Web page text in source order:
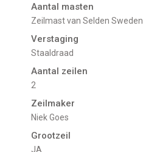
Aantal masten
Zeilmast van Selden Sweden
Verstaging
Staaldraad
Aantal zeilen
2
Zeilmaker
Niek Goes
Grootzeil
JA